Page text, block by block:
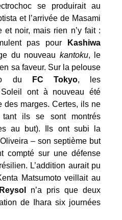
se produirait au
et l’arrivée de Masami
et noir, mais rien n’y fait :
pas pour
Kashiwa
du nouveau kantoku, le
sa faveur. Sur la pelouse
du
FC Tokyo, les
ont à nouveau été
des marges. Certes, ils ne
tant ils se sont montrés
au but). Ils ont subi la
– son septième but
compté sur une défense
L’addition aurait pu
Matsumoto veillait au
n’a pris que deux
de Ihara six journées